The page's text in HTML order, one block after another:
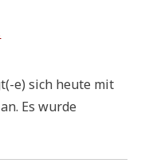
e) sich heu­te mit
Es wur­de